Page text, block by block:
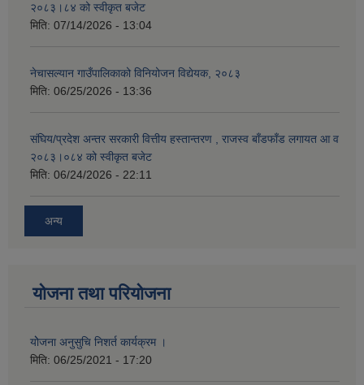
२०८३।८४ को स्वीकृत बजेट
मिति: 07/14/2026 - 13:04
नेचासल्यान गाउँपालिकाको विनियोजन विद्येयक, २०८३
मिति: 06/25/2026 - 13:36
संघिय/प्रदेश अन्तर सरकारी वित्तीय हस्तान्तरण , राजस्व बाँडफाँड लगायत आ व
२०८३।०८४ को स्वीकृत बजेट
मिति: 06/24/2026 - 22:11
अन्य
योजना तथा परियोजना
योेजना अनुसुचि निशर्त कार्यक्रम ।
मिति: 06/25/2021 - 17:20